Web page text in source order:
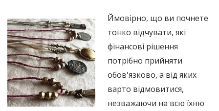
Ймовірно, що ви почнете
тонко відчувати, які
фінансові рішення
потрібно прийняти
обов'язково, а від яких
варто відмовитися,
незважаючи на всю їхню